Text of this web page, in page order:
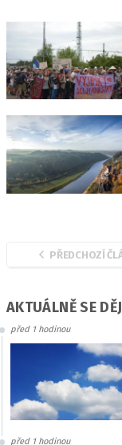
PŘEDCHOZÍ
AKTUÁLNĚ SE
před 1 hodinou
před 1 hodinou